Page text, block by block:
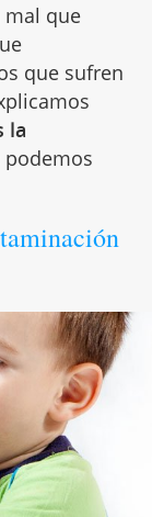
mal que
que sufren
la
podemos